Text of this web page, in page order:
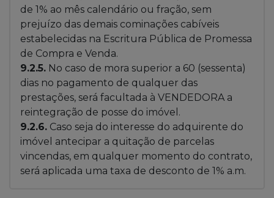
de 1% ao mês calendário ou fração, sem
prejuízo das demais cominações cabíveis
estabelecidas na Escritura Pública de Promessa
de Compra e Venda.
9.2.5. No caso de mora superior a 60 (sessenta)
dias no pagamento de qualquer das
prestações, será facultada à VENDEDORA a
reintegração de posse do imóvel.
9.2.6. Caso seja do interesse do adquirente do
imóvel antecipar a quitação de parcelas
vincendas, em qualquer momento do contrato,
será aplicada uma taxa de desconto de 1% a.m.